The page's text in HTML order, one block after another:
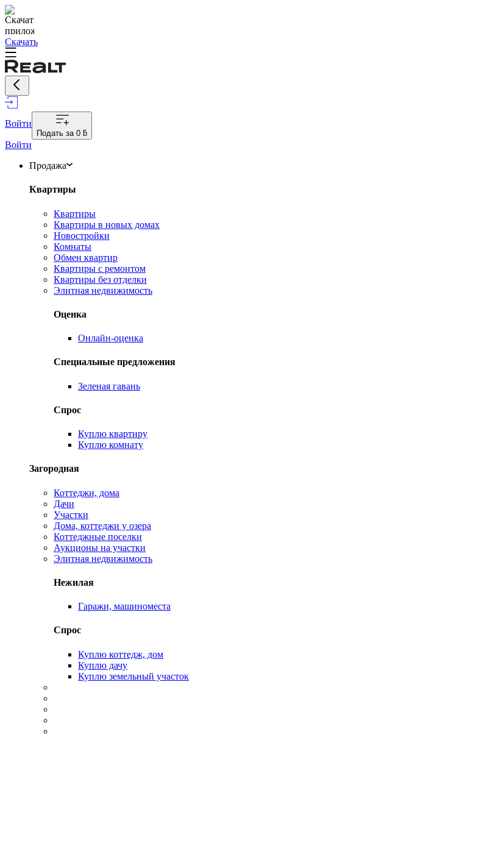
Скачать
Войти
Подать за 0 ƃ
Войти
Продажа
Квартиры
Квартиры
Квартиры в новых домах
Новостройки
Комнаты
Обмен квартир
Квартиры с ремонтом
Квартиры без отделки
Элитная недвижимость
Оценка
Онлайн-оценка
Специальные предложения
Зеленая гавань
Спрос
Куплю квартиру
Куплю комнату
Загородная
Коттеджи, дома
Дачи
Участки
Дома, коттеджи у озера
Коттеджные поселки
Аукционы на участки
Элитная недвижимость
Нежилая
Гаражи, машиноместа
Спрос
Куплю коттедж, дом
Куплю дачу
Куплю земельный участок